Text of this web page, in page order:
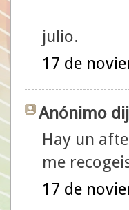
julio.
17 de
Anónimo
Hay un
me
17 de